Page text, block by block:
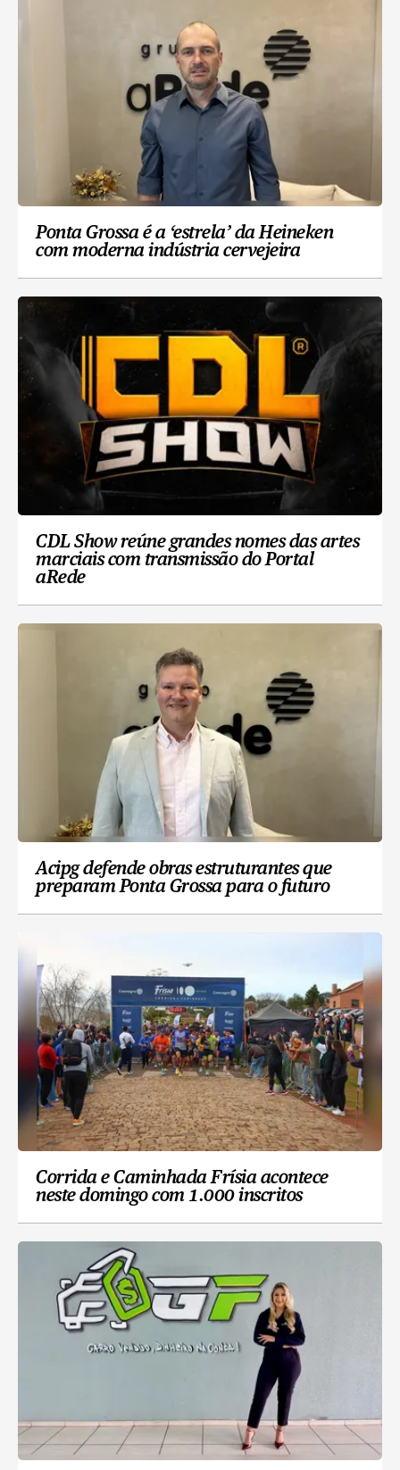
Ponta Grossa é a ‘estrela’ da Heineken
com moderna indústria cervejeira
CDL Show reúne grandes nomes das artes
marciais com transmissão do Portal
aRede
Acipg defende obras estruturantes que
preparam Ponta Grossa para o futuro
Corrida e Caminhada Frísia acontece
neste domingo com 1.000 inscritos